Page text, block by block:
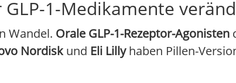
1-Medikamente
Wandel. Orale GLP-1-Rezeptor-Agonisten
Nordiskund Eli Lillyhaben Pillen-